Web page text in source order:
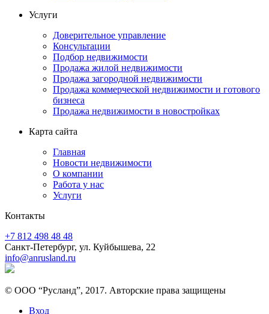
Услуги
Доверительное управление
Консультации
Подбор недвижимости
Продажа жилой недвижимости
Продажа загородной недвижимости
Продажа коммерческой недвижимости и готового
бизнеса
Продажа недвижимости в новостройках
Карта сайта
Главная
Новости недвижимости
О компании
Работа у нас
Услуги
Контакты
+7 812 498 48 48
Санкт-Петербург, ул. Куйбышева, 22
info@anrusland.ru
© ООО “Русланд”, 2017. Авторские права защищены
Вход